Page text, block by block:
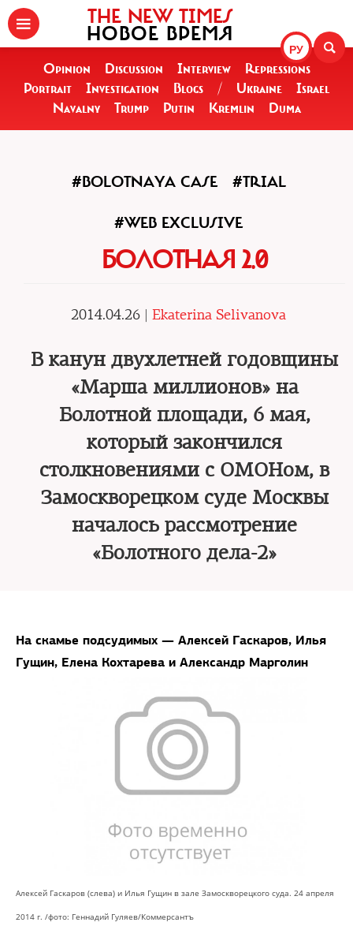
РУ
THE NEW TIMES
НОВОЕ ВРЕМЯ
Opinion Discussion Interview
Repressions
Portrait
Investigation Blogs / Ukraine
Israel
Navalny
Trump Putin Kremlin Duma
#BOLOTNAYA CASE #TRIAL
#WEB EXCLUSIVE
БОЛОТНАЯ 2.0
2014.04.26 | Ekaterina Selivanova
В канун двухлетней годовщины
«Марша миллионов» на
Болотной площади, 6 мая,
который закончился
столкновениями с ОМОНом, в
Замоскворецком суде Москвы
началось рассмотрение
«Болотного дела-2»
На скамье подсудимых — Алексей Гаскаров, Илья
Гущин, Елена Кохтарева и Александр Марголин
Алексей Гаскаров (слева) и Илья Гущин в зале Замоскворецкого суда. 24 апреля
2014 г. /фото: Геннадий Гуляев/Коммерсантъ